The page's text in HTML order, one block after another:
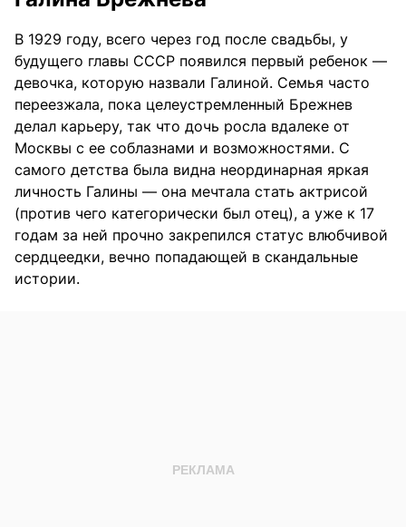
В 1929 году, всего через год после свадьбы, у
будущего главы СССР появился первый ребенок —
девочка, которую назвали Галиной. Семья часто
переезжала, пока целеустремленный Брежнев
делал карьеру, так что дочь росла вдалеке от
Москвы с ее соблазнами и возможностями. С
самого детства была видна неординарная яркая
личность Галины — она мечтала стать актрисой
(против чего категорически был отец), а уже к 17
годам за ней прочно закрепился статус влюбчивой
сердцеедки, вечно попадающей в скандальные
истории.